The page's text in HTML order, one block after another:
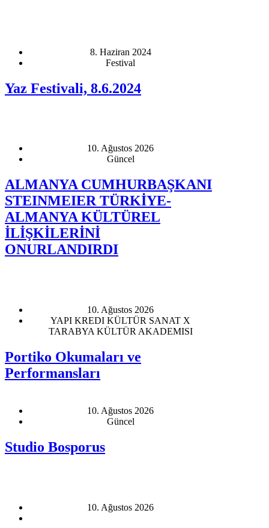
8. Haziran 2024
Festival
Yaz Festivali, 8.6.2024
10. Ağustos 2026
Güncel
ALMANYA CUMHURBAŞKANI
STEINMEIER TÜRKİYE-
ALMANYA KÜLTÜREL
İLİŞKİLERİNİ
ONURLANDIRDI
10. Ağustos 2026
YAPI KREDI KÜLTÜR SANAT X
TARABYA KÜLTÜR AKADEMISI
Portiko Okumaları ve
Performansları
10. Ağustos 2026
Güncel
Studio Bosporus
10. Ağustos 2026